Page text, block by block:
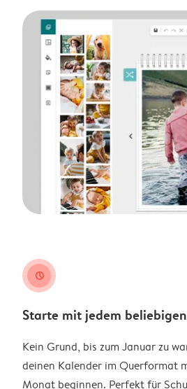
clock
Starte mit jedem
Kein Grund, bis zum Januar zu
deinen Kalender im Querformat
Monat beginnen. Perfekt für